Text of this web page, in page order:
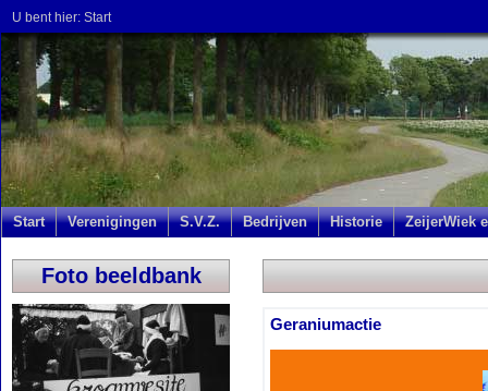
U bent hier: Start
Start Verenigingen S.V.Z. Bedrijven Historie ZeijerWiek
Foto beeldbank
Geraniumactie